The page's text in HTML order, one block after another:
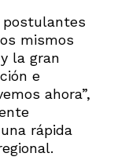
mismos
la gran
e
ahora”,
rápida